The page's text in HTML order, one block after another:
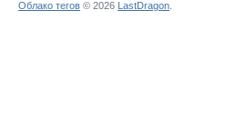
Облако тегов © 2026 LastDragon